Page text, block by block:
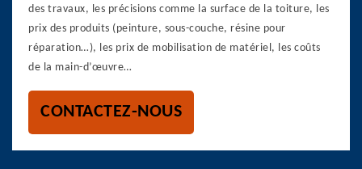
des travaux, les précisions comme la surface de la toiture, les
prix des produits (peinture, sous-couche, résine pour
réparation…), les prix de mobilisation de matériel, les coûts
de la main-d’œuvre…
CONTACTEZ-NOUS